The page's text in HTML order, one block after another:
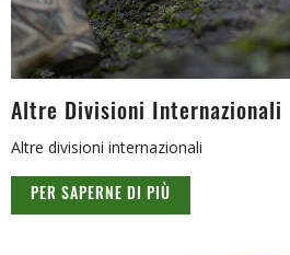
Altre Divisioni Internazionali
Altre divisioni internazionali
PER SAPERNE DI PIÙ